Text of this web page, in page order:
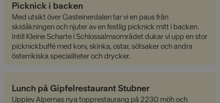
Picknick i backen
Med utsikt över Gasteinerdalen tar vi en paus från
skidåkningen och njuter av en festlig picknick mitt i backen.
Intill Kleine Scharte i Schlossalmsområdet dukar vi upp en stor
picknickbuffé med korv, skinka, ostar, sötsaker och andra
österrikiska specialiteter och drycker.
Lunch på Gipfelrestaurant Stubner
Upplev Alpernas nya topprestaurang på 2230 möh och